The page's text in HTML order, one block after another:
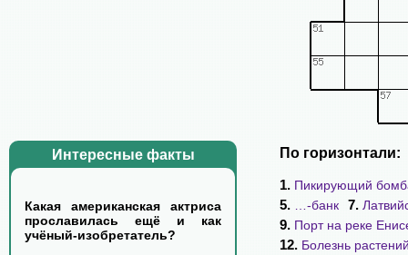
Интересные факты
Какая американская актриса
прославилась ещё и как
учёный-изобретатель?
По горизонтали:
1. Пикирующий
5. …-банк 7.
9. Порт на реке
12. Болезнь